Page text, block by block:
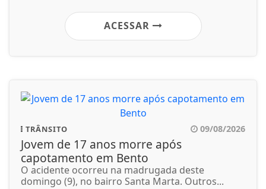
ACESSAR
TRÂNSITO 09/08/2026
Jovem de 17 anos morre após
capotamento em Bento
O acidente ocorreu na madrugada deste
domingo (9), no bairro Santa Marta. Outros...